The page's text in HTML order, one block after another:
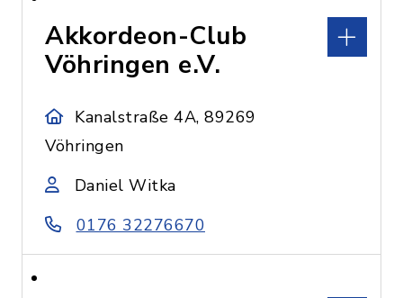
Akkordeon-Club
Vöhringen e.V.
Kanalstraße 4A, 89269
Vöhringen
Daniel Witka
0176 32276670